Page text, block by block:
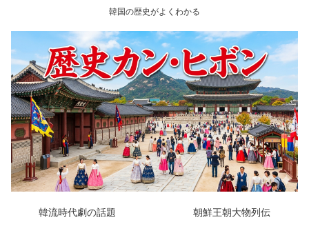
韓国の歴史がよくわかる
韓流時代劇の話題 朝鮮王朝大物列伝